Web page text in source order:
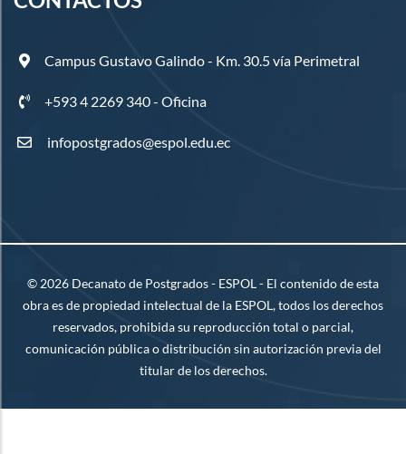
Campus Gustavo Galindo - Km. 30.5 vía Perimetral
+593 4 2269 340 - Oficina
infopostgrados@espol.edu.ec
© 2026 Decanato de Postgrados - ESPOL - El contenido de esta
obra es de propiedad intelectual de la ESPOL, todos los derechos
reservados, prohibida su reproducción total o parcial,
comunicación pública o distribución sin autorización previa del
titular de los derechos.